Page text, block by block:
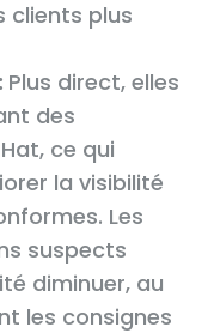
clients plus
Plus direct, elles
des
ce qui
la visibilité
Les
suspects
diminuer, au
les consignes